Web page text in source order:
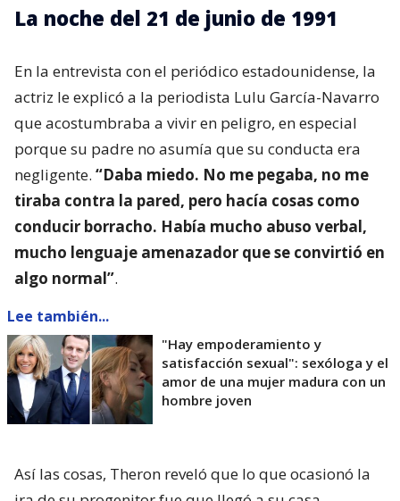
La noche del 21 de junio de 1991
En la entrevista con el periódico estadounidense, la
actriz le explicó a la periodista Lulu García-Navarro
que acostumbraba a vivir en peligro, en especial
porque su padre no asumía que su conducta era
negligente. “Daba miedo. No me pegaba, no me
tiraba contra la pared, pero hacía cosas como
conducir borracho. Había mucho abuso verbal,
mucho lenguaje amenazador que se convirtió en
algo normal”.
Lee también...
"Hay empoderamiento y
satisfacción sexual": sexóloga y el
amor de una mujer madura con un
hombre joven
Así las cosas, Theron reveló que lo que ocasionó la